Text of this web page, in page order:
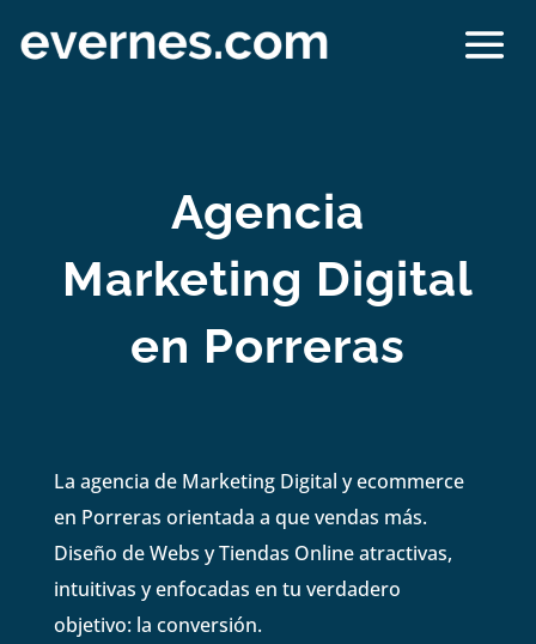
Agencia
Marketing Digital
en Porreras
La agencia de Marketing Digital y ecommerce
en Porreras orientada a que vendas más.
Diseño de Webs y Tiendas Online atractivas,
intuitivas y enfocadas en tu verdadero
objetivo: la conversión.